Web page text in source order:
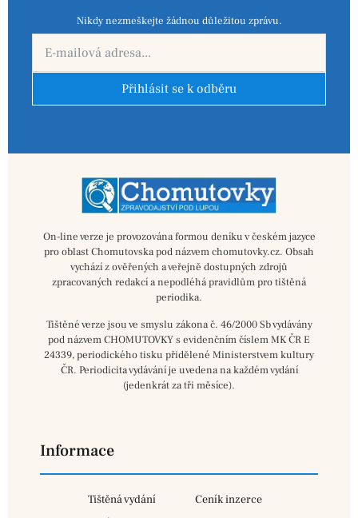
Nikdy nezmeškejte žádnou důležitou zprávu.
Přihlásit se k odběru
On-line verze je provozována formou deníku v českém jazyce
pro oblast Chomutovska pod názvem chomutovky.cz. Obsah
vychází z ověřených a veřejně dostupných zdrojů
zpracovaných redakcí a nepodléhá pravidlům pro tištěná
periodika.
Tištěné verze jsou ve smyslu zákona č. 46/2000 Sb vydávány
pod názvem CHOMUTOVKY s evidenčním číslem MK ČR E
24339, periodického tisku přidělené Ministerstvem kultury
ČR. Periodicita vydávání je uvedena na každém vydání
(jedenkrát za tři měsíce).
Informace
Tištěná vydání Ceník inzerce